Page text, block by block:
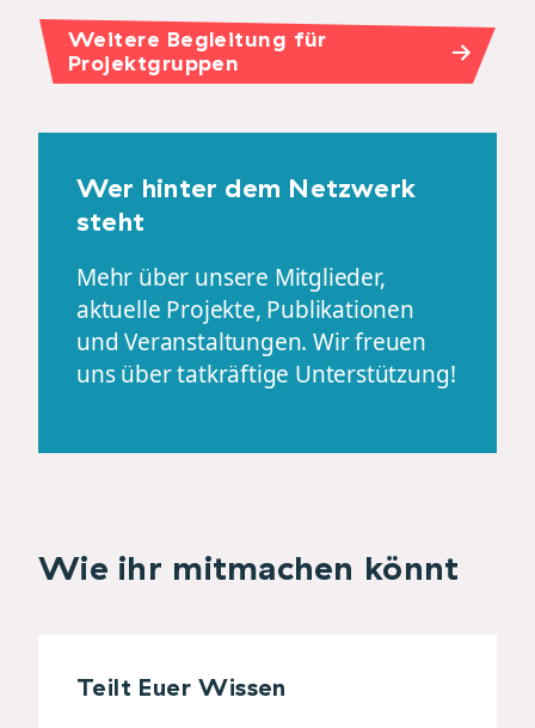
Weitere Begleitung für
Projektgruppen
Wer hinter dem Netzwerk
steht
Mehr über unsere Mitglieder,
aktuelle Projekte, Publikationen
und Veranstaltungen. Wir freuen
uns über tatkräftige Unterstützung!
Wie ihr mitmachen könnt
Teilt Euer Wissen